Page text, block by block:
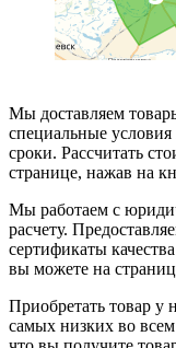
Мы доставляем
специальные
сроки. Рассчитать
странице, нажав на
Мы работаем с
расчету.
сертификаты
вы можете на
Приобретать товар
самых низких во